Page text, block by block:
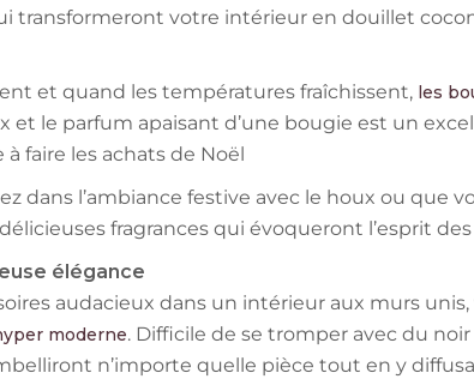
transformeront votre intérieur en douillet
et quand les températures fraîchissent, les
le parfum apaisant d’une bougie est un
faire les achats de Noël
dans l’ambiance festive avec le houx ou que
fragrances qui évoqueront l’esprit
élégance
audacieux dans un intérieur aux murs
moderne. Difficile de se tromper avec du
n’importe quelle pièce tout en y